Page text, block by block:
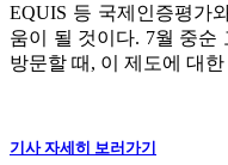
EQUIS 등 국제인증평가
움이 될 것이다. 7월 중순
방문할 때, 이 제도에 대
기사 자세히 보러가기